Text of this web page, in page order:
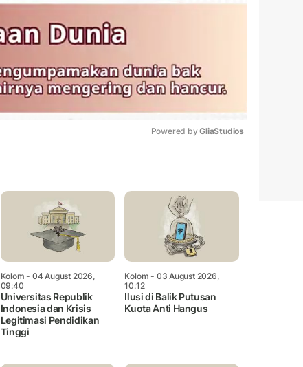
Powered by GliaStudios
Kolom - 04 August 2026,
09:40
Universitas Republik
Indonesia dan Krisis
Legitimasi Pendidikan
Tinggi
Kolom - 03 August 2026,
10:12
Ilusi di Balik Putusan
Kuota Anti Hangus